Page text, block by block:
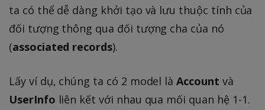
ta có thể dễ dàng khởi tạo và lưu thuộc tính của
đối tượng thông qua đối tượng cha của nó
(associated records).
Lấy ví dụ, chúng ta có 2 model làAccount và
UserInfo liên kết với nhau qua mối quan hệ 1-1.